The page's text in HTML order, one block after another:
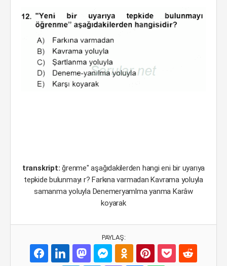
transkript:ğrenme" aşağıdakilerden hangi eni bir uyarıya
tepkide bulunmayı r? Farkına varmadan Kavrama yoluyla
samanma yoluyla Denemeryamlma yanma Karâw
koyarak
PAYLAŞ: